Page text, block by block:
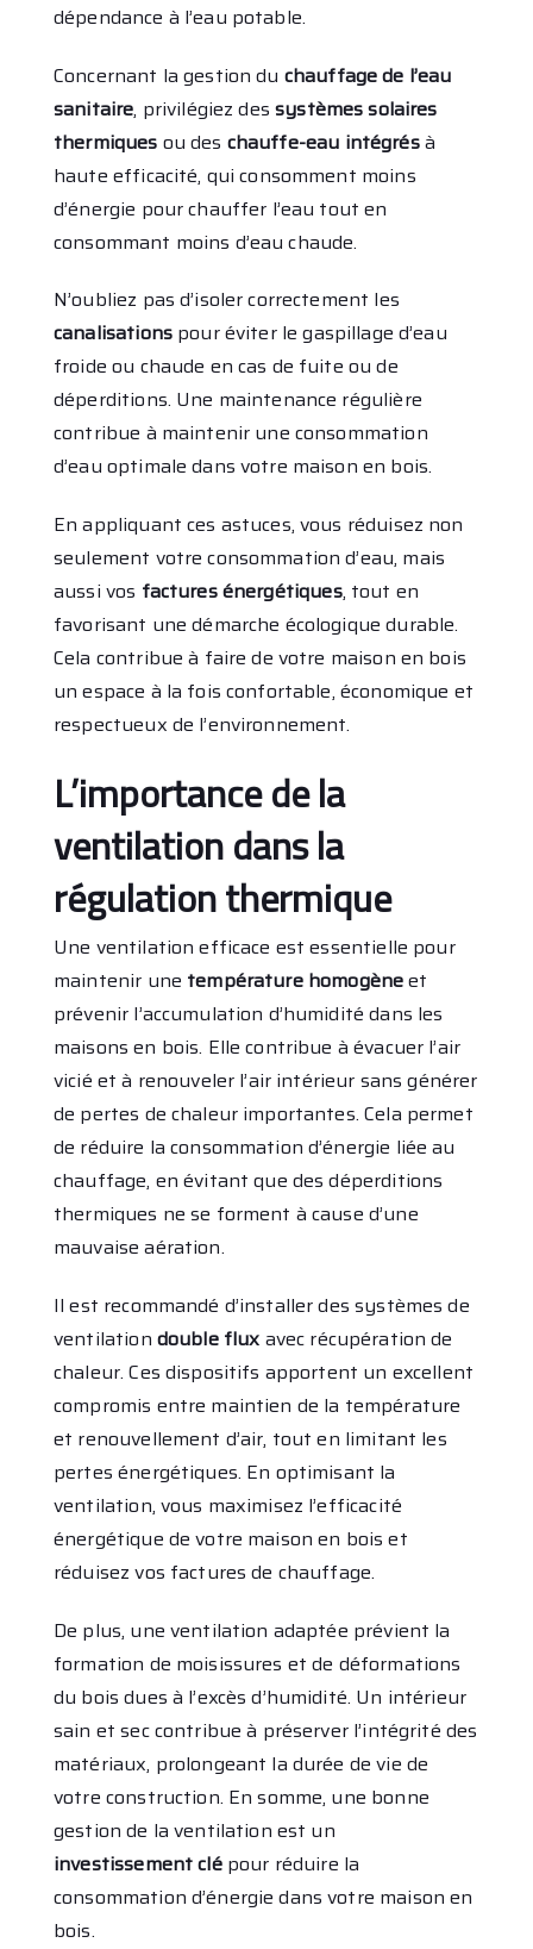
dépendance à l’eau potable.
Concernant la gestion du chauffage de l’eau
sanitaire, privilégiez dessystèmes solaires
thermiques ou des chauffe-eau intégrésà
haute efficacité, qui consomment moins
d’énergie pour chauffer l’eau tout en
consommant moins d’eau chaude.
N’oubliez pas d’isoler correctement les
canalisationspour éviter le gaspillage d’eau
froide ou chaude en cas de fuite ou de
déperditions. Une maintenance régulière
contribue à maintenir une consommation
d’eau optimale dans votre maison en bois.
En appliquant ces astuces, vous réduisez non
seulement votre consommation d’eau, mais
aussi vos factures énergétiques, tout en
favorisant une démarche écologique durable.
Cela contribue à faire de votre maison en bois
un espace à la fois confortable, économique et
respectueux de l’environnement.
L’importance de la
ventilation dans la
régulation thermique
Une ventilation efficace est essentielle pour
maintenir une température homogèneet
prévenir l’accumulation d’humidité dans les
maisons en bois. Elle contribue à évacuer l’air
vicié et à renouveler l’air intérieur sans générer
de pertes de chaleur importantes. Cela permet
de réduire la consommation d’énergie liée au
chauffage, en évitant que des déperditions
thermiques ne se forment à cause d’une
mauvaise aération.
Il est recommandé d’installer des systèmes de
ventilation double flux avec récupération de
chaleur. Ces dispositifs apportent un excellent
compromis entre maintien de la température
et renouvellement d’air, tout en limitant les
pertes énergétiques. En optimisant la
ventilation, vous maximisez l’efficacité
énergétique de votre maison en bois et
réduisez vos factures de chauffage.
De plus, une ventilation adaptée prévient la
formation de moisissures et de déformations
du bois dues à l’excès d’humidité. Un intérieur
sain et sec contribue à préserver l’intégrité des
matériaux, prolongeant la durée de vie de
votre construction. En somme, une bonne
gestion de la ventilation est un
investissement clépour réduire la
consommation d’énergie dans votre maison en
bois.